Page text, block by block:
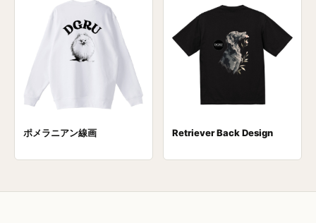
ポメラニアン線画 Retriever Back Design